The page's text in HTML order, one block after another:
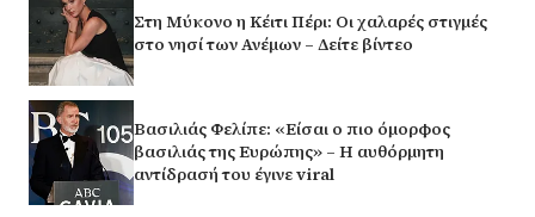
Στη Μύκονο η Κέιτι Πέρι: Οι χαλαρές στιγμές
στο νησί των Ανέμων – Δείτε βίντεο
Βασιλιάς Φελίπε: «Είσαι ο πιο όμορφος
βασιλιάς της Ευρώπης» – Η αυθόρμητη
αντίδρασή του έγινε viral